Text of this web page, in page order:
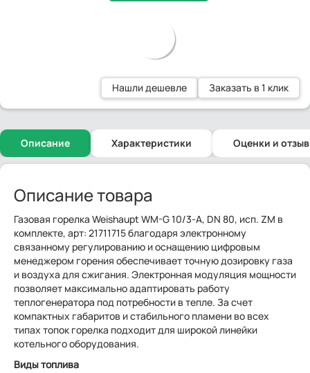
Нашли дешевле Заказать в 1 клик
Описание Характеристики Оценки и
Описание товара
Газовая горелка Weishaupt WM-G 10/3-A, DN 80, исп. ZM в
комплекте, арт: 21711715 благодаря электронному
связанному регулированию и оснащению цифровым
менеджером горения обеспечивает точную дозировку газа
и воздуха для сжигания. Электронная модуляция мощности
позволяет максимально адаптировать работу
теплогенератора под потребности в тепле. За счет
компактных габаритов и стабильного пламени во всех
типах топок горелка подходит для широкой линейки
котельного оборудования.
Виды топлива